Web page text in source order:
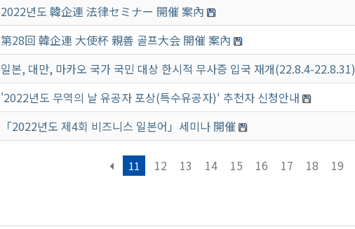
2022년도 韓企連 法律セミナー 開催 案內
第28回 韓企連 大使杯 親善 골프大会 開催 案內
일본, 대만, 마카오 국가 국민 대상 한시적 무사증 입국 재개(22.8.4-22.8.31)
'2022년도 무역의 날 유공자 포상(특수유공자)' 추천자 신청안내
「2022년도 제4회 비즈니스 일본어」세미나 開催
11 12 13 14 15 16 17 18 19